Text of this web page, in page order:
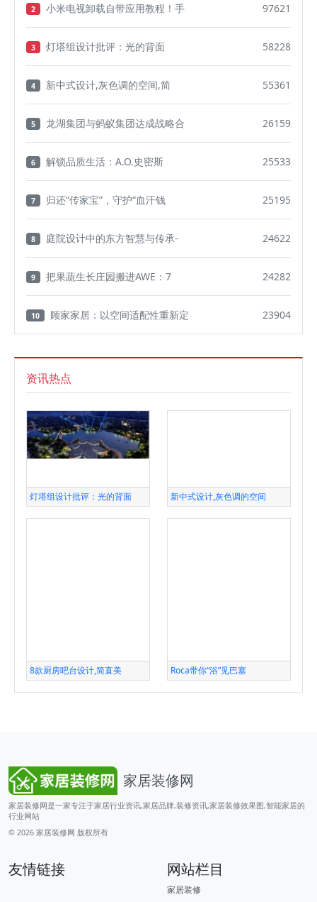
2 小米电视卸载自带应用教程！手 97621
3 灯塔组设计批评：光的背面 58228
4 新中式设计,灰色调的空间,简 55361
5 龙湖集团与蚂蚁集团达成战略合 26159
6 解锁品质生活：A.O.史密斯 25533
7 归还“传家宝”，守护“血汗钱 25195
8 庭院设计中的东方智慧与传承- 24622
9 把果蔬生长庄园搬进AWE：7 24282
10 顾家家居：以空间适配性重新定 23904
资讯热点
灯塔组设计批评：光的背面 新中式设计,灰色调的空间
8款厨房吧台设计,简直美 Roca带你“浴”见巴塞
家居装修网
家居装修网是一家专注于家居行业资讯,家居品牌,装修资讯,家居装修效果图,智能家居的
行业网站
© 2026 家居装修网 版权所有
友情链接 网站栏目
家居装修